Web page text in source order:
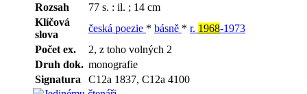
Rozsah
77 s. : il. ; 14 cm
Klíčová
slova
česká poezie * básně * r. 1968-1973
Počet ex.
2, z toho volných 2
Druh dok. monografie
Signatura
C12a 1837, C12a 4100